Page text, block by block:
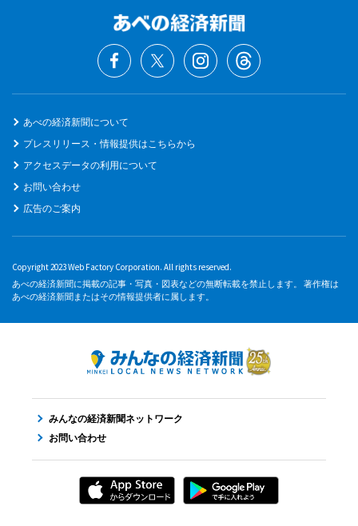
あべの経済新聞について
プレスリリース・情報提供はこちらから
アクセスデータの利用について
お問い合わせ
広告のご案内
Copyright 2023 Web Factory Corporation. All rights reserved.
あべの経済新聞に掲載の記事・写真・図表などの無断転載を禁止します。 著作権は
あべの経済新聞またはその情報提供者に属します。
みんなの経済新聞ネットワーク
お問い合わせ